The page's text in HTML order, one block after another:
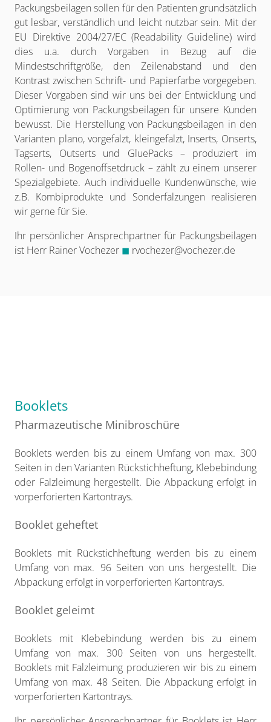
Packungsbeilagen sollen für den Patienten grundsätzlich
gut lesbar, verständlich und leicht nutzbar sein. Mit der
EU Direktive 2004/27/EC (Readability Guideline) wird
dies u.a. durch Vorgaben in Bezug auf die
Mindestschriftgröße, den Zeilenabstand und den
Kontrast zwischen Schrift- und Papierfarbe vorgegeben.
Dieser Vorgaben sind wir uns bei der Entwicklung und
Optimierung von Packungsbeilagen für unsere Kunden
bewusst. Die Herstellung von Packungsbeilagen in den
Varianten plano, vorgefalzt, kleingefalzt, Inserts, Onserts,
Tagserts, Outserts und GluePacks – produziert im
Rollen- und Bogenoffsetdruck – zählt zu einem unserer
Spezialgebiete. Auch individuelle Kundenwünsche, wie
z.B. Kombiprodukte und Sonderfalzungen realisieren
wir gerne für Sie.
Ihr persönlicher Ansprechpartner für Packungsbeilagen
ist Herr Rainer Vochezer ◼ rvochezer@vochezer.de
Booklets
Pharmazeutische Minibroschüre
Booklets werden bis zu einem Umfang von max. 300
Seiten in den Varianten Rückstichheftung, Klebebindung
oder Falzleimung hergestellt. Die Abpackung erfolgt in
vorperforierten Kartontrays.
Booklet geheftet
Booklets mit Rückstichheftung werden bis zu einem
Umfang von max. 96 Seiten von uns hergestellt. Die
Abpackung erfolgt in vorperforierten Kartontrays.
Booklet geleimt
Booklets mit Klebebindung werden bis zu einem
Umfang von max. 300 Seiten von uns hergestellt.
Booklets mit Falzleimung produzieren wir bis zu einem
Umfang von max. 48 Seiten. Die Abpackung erfolgt in
vorperforierten Kartontrays.